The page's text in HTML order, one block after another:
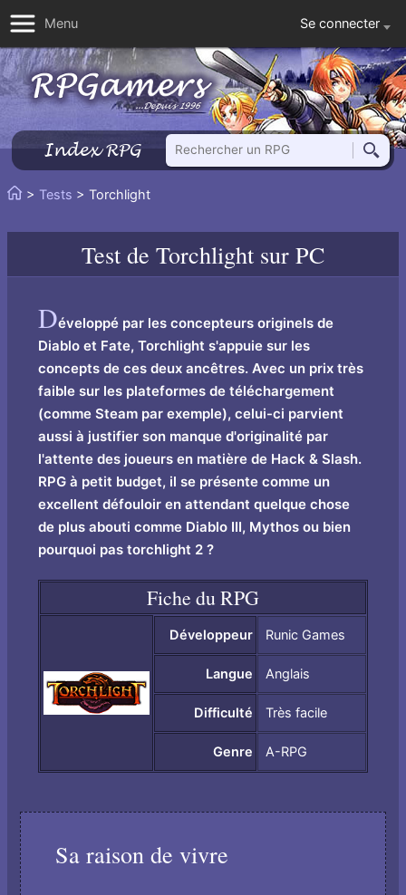
Menu Se connecter
Index RPG
Rechercher un RPG
Vous
> Tests > Torchlight
Test de Torchlight sur PC
Développé par les concepteurs originels de
Diablo et Fate, Torchlight s'appuie sur les
concepts de ces deux ancêtres. Avec un prix très
faible sur les plateformes de téléchargement
(comme Steam par exemple), celui-ci parvient
aussi à justifier son manque d'originalité par
l'attente des joueurs en matière de Hack & Slash.
RPG à petit budget, il se présente comme un
excellent défouloir en attendant quelque chose
de plus abouti comme Diablo III, Mythos ou bien
pourquoi pas torchlight 2 ?
Fiche du RPG
Développeur Runic Games
Langue Anglais
Difficulté Très facile
Genre A-RPG
Sa raison de vivre